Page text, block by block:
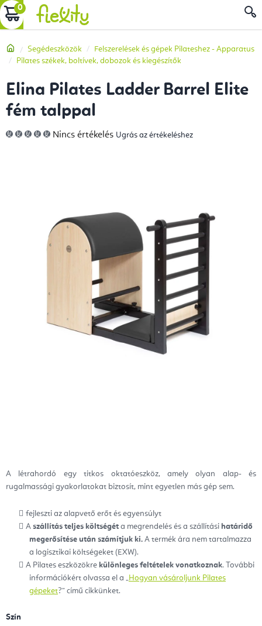
Ugrás
a
tartalomhoz
KOSÁR
Kezdőlap
Segédeszközök
Felszerelések és gépek Pilateshez - Apparatus
Pilates székek, boltívek, dobozok és kiegészítők
A létrahordó egy titkos oktatóeszköz, amely olyan alap- és
rugalmassági gyakorlatokat biztosít, mint egyetlen más gép sem.
fejleszti az alapvető erőt és egyensúlyt
A szállítás teljes költségét a megrendelés és a szállítási határidő
megerősítése után számítjuk ki. A termék ára nem tartalmazza
a logisztikai költségeket (EXW).
A Pilates eszközökre különleges feltételek vonatkoznak. További
információkért olvassa el a „Hogyan vásároljunk Pilates
gépeket?” című cikkünket.
Szín
Elina Pilates Ladder Barrel Elite
fém talppal
A
termék
Nincs értékelés Ugrás az értékeléshez